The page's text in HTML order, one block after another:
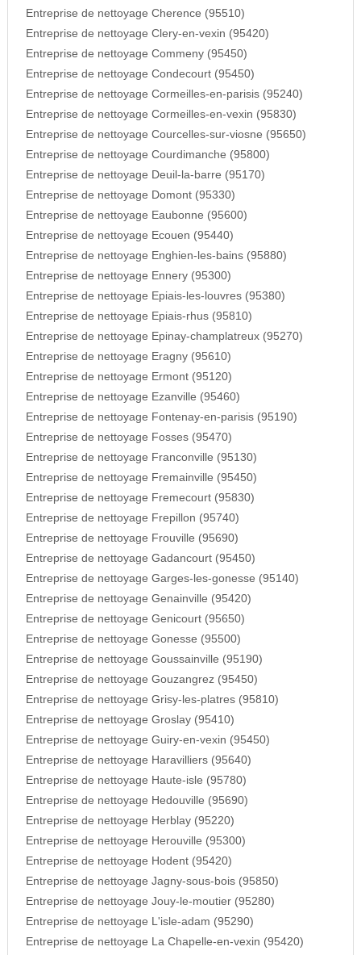
Entreprise de nettoyage Cherence (95510)
Entreprise de nettoyage Clery-en-vexin (95420)
Entreprise de nettoyage Commeny (95450)
Entreprise de nettoyage Condecourt (95450)
Entreprise de nettoyage Cormeilles-en-parisis (95240)
Entreprise de nettoyage Cormeilles-en-vexin (95830)
Entreprise de nettoyage Courcelles-sur-viosne (95650)
Entreprise de nettoyage Courdimanche (95800)
Entreprise de nettoyage Deuil-la-barre (95170)
Entreprise de nettoyage Domont (95330)
Entreprise de nettoyage Eaubonne (95600)
Entreprise de nettoyage Ecouen (95440)
Entreprise de nettoyage Enghien-les-bains (95880)
Entreprise de nettoyage Ennery (95300)
Entreprise de nettoyage Epiais-les-louvres (95380)
Entreprise de nettoyage Epiais-rhus (95810)
Entreprise de nettoyage Epinay-champlatreux (95270)
Entreprise de nettoyage Eragny (95610)
Entreprise de nettoyage Ermont (95120)
Entreprise de nettoyage Ezanville (95460)
Entreprise de nettoyage Fontenay-en-parisis (95190)
Entreprise de nettoyage Fosses (95470)
Entreprise de nettoyage Franconville (95130)
Entreprise de nettoyage Fremainville (95450)
Entreprise de nettoyage Fremecourt (95830)
Entreprise de nettoyage Frepillon (95740)
Entreprise de nettoyage Frouville (95690)
Entreprise de nettoyage Gadancourt (95450)
Entreprise de nettoyage Garges-les-gonesse (95140)
Entreprise de nettoyage Genainville (95420)
Entreprise de nettoyage Genicourt (95650)
Entreprise de nettoyage Gonesse (95500)
Entreprise de nettoyage Goussainville (95190)
Entreprise de nettoyage Gouzangrez (95450)
Entreprise de nettoyage Grisy-les-platres (95810)
Entreprise de nettoyage Groslay (95410)
Entreprise de nettoyage Guiry-en-vexin (95450)
Entreprise de nettoyage Haravilliers (95640)
Entreprise de nettoyage Haute-isle (95780)
Entreprise de nettoyage Hedouville (95690)
Entreprise de nettoyage Herblay (95220)
Entreprise de nettoyage Herouville (95300)
Entreprise de nettoyage Hodent (95420)
Entreprise de nettoyage Jagny-sous-bois (95850)
Entreprise de nettoyage Jouy-le-moutier (95280)
Entreprise de nettoyage L'isle-adam (95290)
Entreprise de nettoyage La Chapelle-en-vexin (95420)